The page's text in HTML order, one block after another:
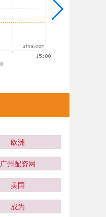
欧洲
广州配资网
美国
成为